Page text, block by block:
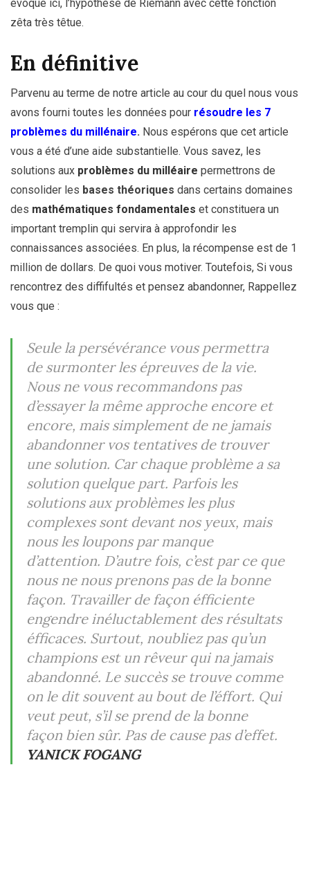
évoque ici, l’hypothèse de Riemann avec cette fonction
zêta très têtue.
En définitive
Parvenu au terme de notre article au cour du quel nous vous
avons fourni toutes les données pour résoudre les 7
problèmes du millénaire. Nous espérons que cet article
vous a été d’une aide substantielle. Vous savez, les
solutions aux problèmes du milléaire permettrons de
consolider les bases théoriques dans certains domaines
des mathématiques fondamentales et constituera un
important tremplin qui servira à approfondir les
connaissances associées. En plus, la récompense est de 1
million de dollars. De quoi vous motiver. Toutefois, Si vous
rencontrez des diffifultés et pensez abandonner, Rappellez
vous que :
Seule la persévérance vous permettra
de surmonter les épreuves de la vie.
Nous ne vous recommandons pas
d’essayer la même approche encore et
encore, mais simplement de ne jamais
abandonner vos tentatives de trouver
une solution. Car chaque problème a sa
solution quelque part. Parfois les
solutions aux problèmes les plus
complexes sont devant nos yeux, mais
nous les loupons par manque
d’attention. D’autre fois, c’est par ce que
nous ne nous prenons pas de la bonne
façon. Travailler de façon éfficiente
engendre inéluctablement des résultats
éfficaces. Surtout, noubliez pas qu’un
champions est un rêveur qui na jamais
abandonné. Le succès se trouve comme
on le dit souvent au bout de l’éffort. Qui
veut peut, s’il se prend de la bonne
façon bien sûr. Pas de cause pas d’effet.
YANICK FOGANG